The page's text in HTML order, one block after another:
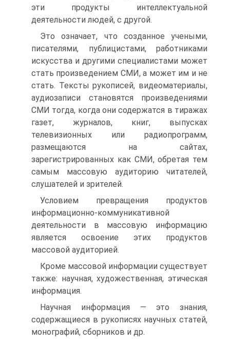
эти продукты интеллектуальной
деятельности людей, с другой.
Это означает, что созданное учеными,
писателями, публицистами, работниками
искусства и другими специалистами может
стать произведением СМИ, а может им и не
стать. Тексты рукописей, видеоматериалы,
аудиозаписи становятся произведениями
СМИ тогда, когда они содержатся в тиражах
газет, журналов, книг, выпусках
телевизионных или радиопрограмм,
размещаются на сайтах,
зарегистрированных как СМИ, обретая тем
самым массовую аудиторию читателей,
слушателей и зрителей.
Условием превращения продуктов
информационно-коммуникативной
деятельности в массовую информацию
является освоение этих продуктов
массовой аудиторией.
Кроме массовой информации существует
также: научная, художественная, этическая
информация.
Научная информация — это знания,
содержащиеся в рукописях научных статей,
монографий, сборников и др.